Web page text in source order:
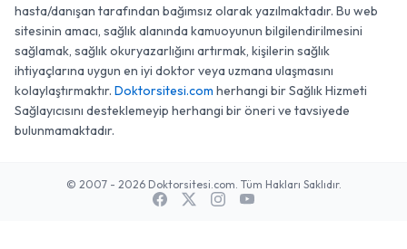
hasta/danışan tarafından bağımsız olarak yazılmaktadır. Bu web
sitesinin amacı, sağlık alanında kamuoyunun bilgilendirilmesini
sağlamak, sağlık okuryazarlığını artırmak, kişilerin sağlık
ihtiyaçlarına uygun en iyi doktor veya uzmana ulaşmasını
kolaylaştırmaktır. Doktorsitesi.com herhangi bir Sağlık Hizmeti
Sağlayıcısını desteklemeyip herhangi bir öneri ve tavsiyede
bulunmamaktadır.
© 2007 - 2026 Doktorsitesi.com. Tüm Hakları Saklıdır.